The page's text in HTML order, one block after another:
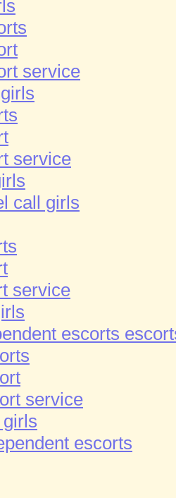
service
service
call girls
service
escorts
service
escorts